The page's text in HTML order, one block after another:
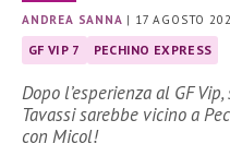
ANDREA SANNA | 17 AGOSTO
GF VIP 7 PECHINO EXPRESS
Dopo l’esperienza al GF
Tavassi sarebbe vicino a
con Micol!